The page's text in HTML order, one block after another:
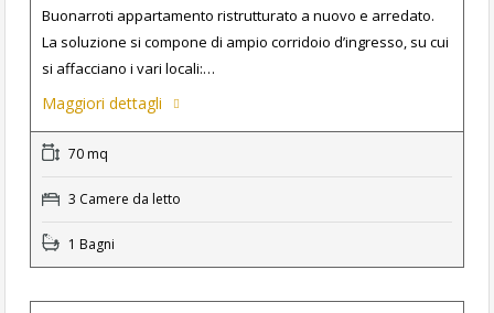
Buonarroti appartamento ristrutturato a nuovo e arredato.
La soluzione si compone di ampio corridoio d’ingresso, su cui
si affacciano i vari locali:…
Maggiori dettagli
70 mq
3 Camere da letto
1 Bagni